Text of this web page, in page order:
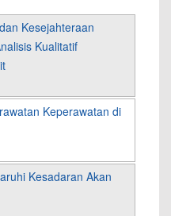
Kesejahteraan
Kualitatif
Keperawatan di
Kesadaran Akan